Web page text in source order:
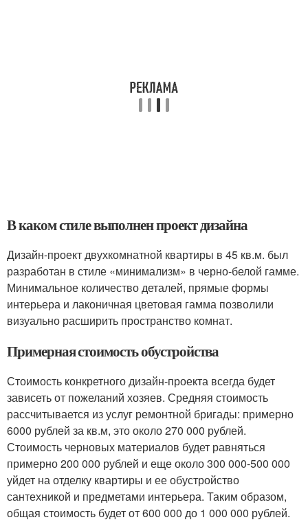
В каком стиле выполнен проект дизайна
Дизайн-проект двухкомнатной квартиры в 45 кв.м. был
разработан в стиле «минимализм» в черно-белой гамме.
Минимальное количество деталей, прямые формы
интерьера и лаконичная цветовая гамма позволили
визуально расширить пространство комнат.
Примерная стоимость обустройства
Стоимость конкретного дизайн-проекта всегда будет
зависеть от пожеланий хозяев. Средняя стоимость
рассчитывается из услуг ремонтной бригады: примерно
6000 рублей за кв.м, это около 270 000 рублей.
Стоимость черновых материалов будет равняться
примерно 200 000 рублей и еще около 300 000-500 000
уйдет на отделку квартиры и ее обустройство
сантехникой и предметами интерьера. Таким образом,
общая стоимость будет от 600 000 до 1 000 000 рублей.